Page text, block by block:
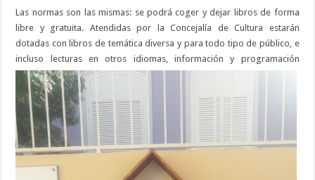
Las normas son las mismas: se podrá coger y dejar libros de forma
libre y gratuita. Atendidas por la Concejalía de Cultura estarán
dotadas con libros de temática diversa y para todo tipo de público, e
incluso lecturas en otros idiomas, información y programación